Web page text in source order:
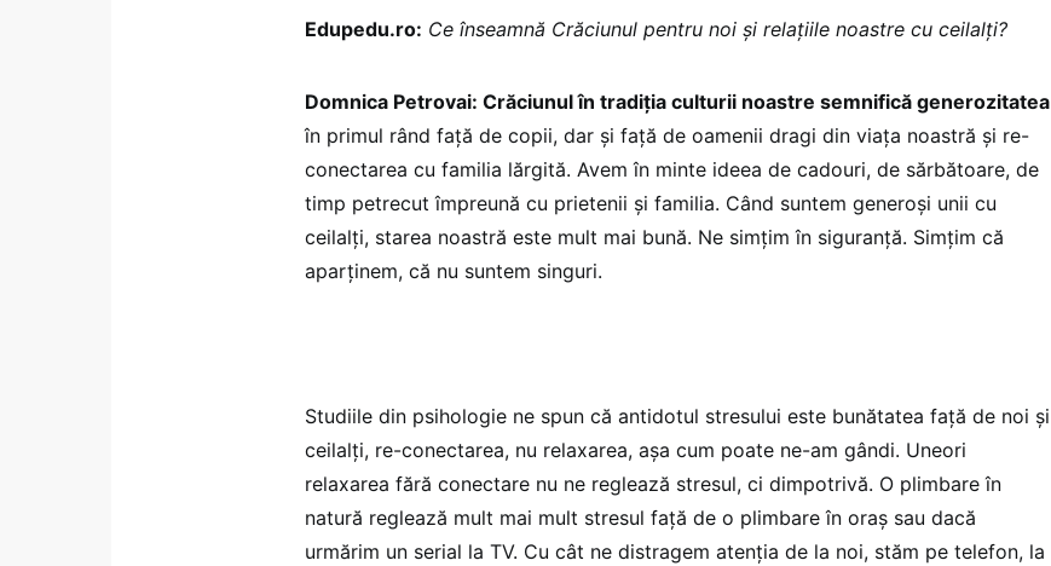
Edupedu.ro: Ce înseamnă Crăciunul pentru noi și relațiile noastre cu ceilalți?
Domnica Petrovai: Crăciunul în tradiția culturii noastre semnifică generozitatea
în primul rând față de copii, dar și față de oamenii dragi din viața noastră și re-
conectarea cu familia lărgită. Avem în minte ideea de cadouri, de sărbătoare, de
timp petrecut împreună cu prietenii și familia. Când suntem generoși unii cu
ceilalți, starea noastră este mult mai bună. Ne simțim în siguranță. Simțim că
aparținem, că nu suntem singuri.
Studiile din psihologie ne spun că antidotul stresului este bunătatea față de noi și
ceilalți, re-conectarea, nu relaxarea, așa cum poate ne-am gândi. Uneori
relaxarea fără conectare nu ne reglează stresul, ci dimpotrivă. O plimbare în
natură reglează mult mai mult stresul față de o plimbare în oraș sau dacă
urmărim un serial la TV. Cu cât ne distragem atenția de la noi, stăm pe telefon, la